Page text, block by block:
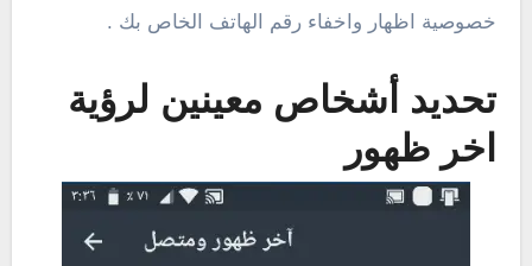
خصوصية اظهار واخفاء رقم الهاتف الخاص بك .
تحديد أشخاص معينين لرؤية
اخر ظهور